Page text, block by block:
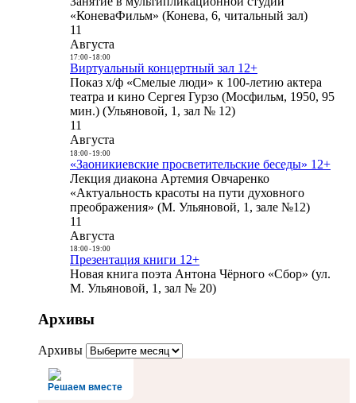
«КоневаФильм» (Конева, 6, читальный зал)
11
Августа
17:00- 18:00
Виртуальный концертный зал 12+
Показ х/ф «Смелые люди» к 100-летию актера
театра и кино Сергея Гурзо (Мосфильм, 1950, 95
мин.) (Ульяновой, 1, зал № 12)
11
Августа
18:00- 19:00
«Заоникиевские просветительские беседы» 12+
Лекция диакона Артемия Овчаренко
«Актуальность красоты на пути духовного
преображения» (М. Ульяновой, 1, зале №12)
11
Августа
18:00- 19:00
Презентация книги 12+
Новая книга поэта Антона Чёрного «Сбор» (ул.
М. Ульяновой, 1, зал № 20)
Архивы
Архивы
Решаем вместе